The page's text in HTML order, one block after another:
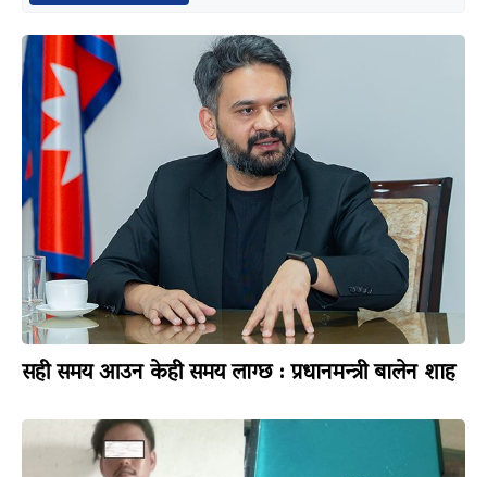
सही समय आउन केही समय लाग्छ : प्रधानमन्त्री बालेन शाह